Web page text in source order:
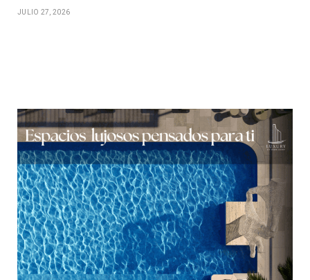
JULIO 27, 2026